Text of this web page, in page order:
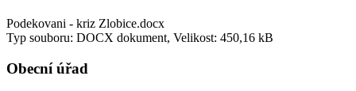
Podekovani - kriz Zlobice.docx
Typ souboru: DOCX dokument, Velikost: 450,16 kB
Obecní úřad